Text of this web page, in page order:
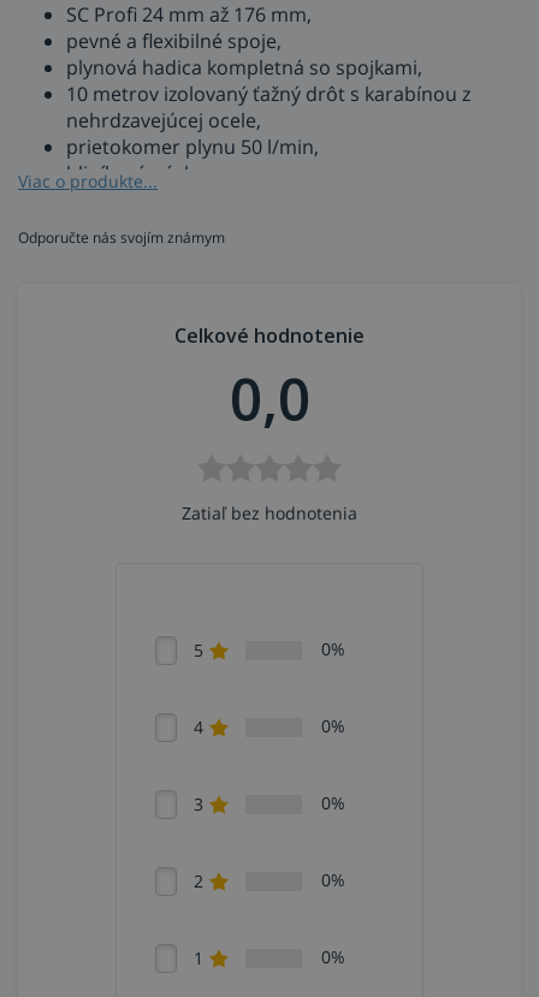
SC Profi 24 mm až 176 mm,
pevné a flexibilné spoje,
plynová hadica kompletná so spojkami,
10 metrov izolovaný ťažný drôt s karabínou z
nehrdzavejúcej ocele,
prietokomer plynu 50 l/min,
hliníková páska.
Značka: Walter Schnorrer Welding Equipment
Viac o produkte...
Odporučte nás svojím známym
Celkové hodnotenie
0,0
Zatiaľ bez hodnotenia
5 0%
4 0%
3 0%
2 0%
1 0%